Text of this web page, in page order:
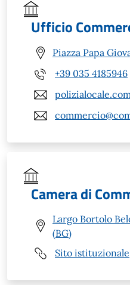
Ufficio
Piazza Papa
+39 035 4185946
Camera di
Largo Bortolo
(BG)
Sito istituzionale